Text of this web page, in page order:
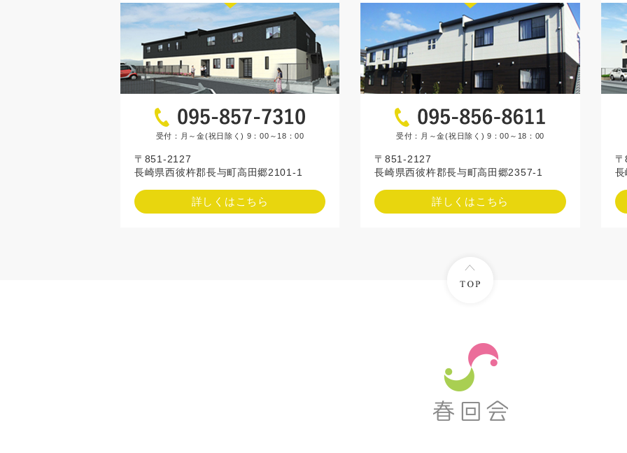
受付：月～金(祝日除く) 9：00～18：00
〒851-2127
長崎県西彼杵郡長与町高田郷2101-1
詳しくはこちら
受付：月～金(祝日除く) 9：00～18：00
〒851-2127
長崎県西彼杵郡長与町高田郷2357-1
詳しくはこちら